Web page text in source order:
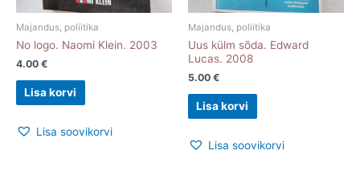
Majandus, poliitika
No logo. Naomi Klein. 2003
4.00 €
Lisa korvi
Lisa soovikorvi
Majandus, poliitika
Uus külm sõda. Edward
Lucas. 2008
5.00 €
Lisa korvi
Lisa soovikorvi